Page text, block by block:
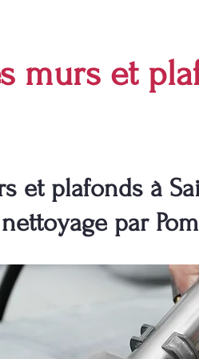
murs et
et plafonds à
par